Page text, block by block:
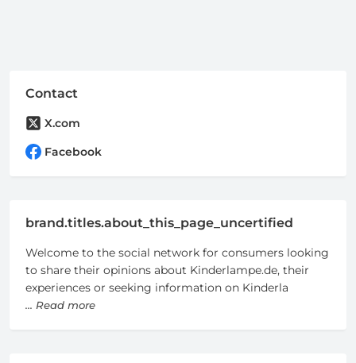
Contact
X.com
Facebook
brand.titles.about_this_page_uncertified
Welcome to the social network for consumers looking
to share their opinions about Kinderlampe.de, their
experiences or seeking information on Kinderla
... Read more